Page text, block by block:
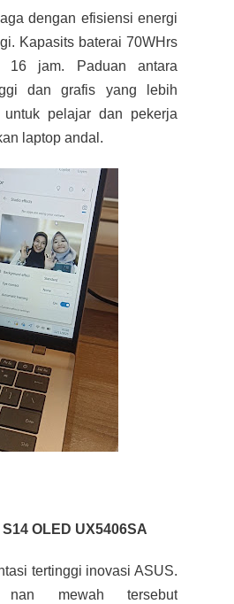
dengan efisiensi energi
Kapasits baterai 70WHrs
jam. Paduan antara
dan grafis yang lebih
untuk pelajar dan pekerja
laptop andal.
OLED UX5406SA
tertinggi inovasi ASUS.
mewah tersebut